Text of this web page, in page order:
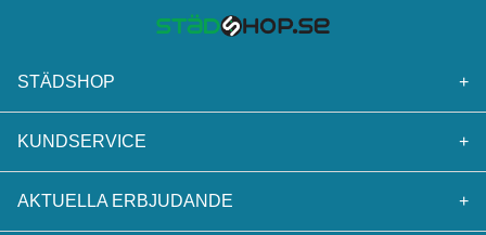
STÄDSHOP +
KUNDSERVICE +
AKTUELLA ERBJUDANDE +